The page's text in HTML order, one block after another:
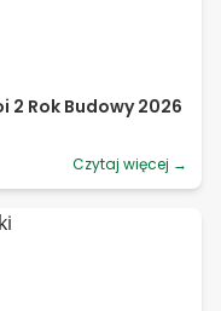
2 Rok Budowy 2026
Czytaj więcej →